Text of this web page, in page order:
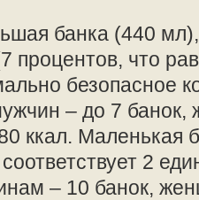
банка (440
процентов, что
безопасное
– до 7
ккал. Маленькая
2
– 10 банок,